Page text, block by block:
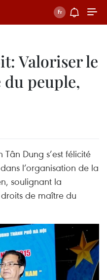
Valoriser le
peuple,
Dung s’est félicité
l’organisation de la
soulignant la
de maître du